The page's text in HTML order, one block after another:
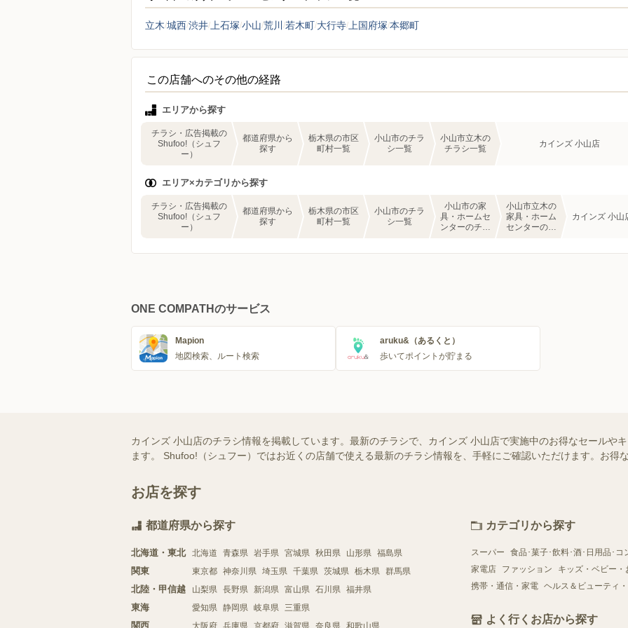
立木 城西渋井 上石塚 小山 荒川 若木町 大行寺 上国府塚 本郷町
この店舗へのその他の経路
エリアから探す
チラシ・広告掲載の
Shufoo!（シュフ
ー）
都道府県から
探す
栃木県の市区
町村一覧
小山市のチラ
シ一覧
小山市立木の
チラシ一覧
カインズ 小山店
エリア×カテゴリから探す
チラシ・広告掲載の
Shufoo!（シュフ
ー）
都道府県から
探す
栃木県の市区
町村一覧
小山市のチラ
シ一覧
小山市の家
具・ホームセ
ンターのチラ
小山市立木の
家具・ホーム
センターのチ
カインズ 小山
ONE COMPATHのサービス
Mapion
地図検索、ルート検索
aruku&（あるくと）
歩いてポイントが貯まる
カインズ 小山店のチラシ情報を掲載しています。最新のチラシで、カインズ 小山店で実施中のお得なセールや
ます。 Shufoo!（シュフー）ではお近くの店舗で使える最新のチラシ情報を、手軽にご確認いただけます。お得
お店を探す
都道府県から探す
北海道・東北 北海道 青森県 岩手県 宮城県 秋田県 山形県 福島県
関東 東京都 神奈川県 埼玉県 千葉県 茨城県 栃木県 群馬県
北陸・甲信越 山梨県 長野県 新潟県 富山県 石川県 福井県
東海 愛知県 静岡県 岐阜県 三重県
関西 大阪府 兵庫県 京都府 滋賀県 奈良県 和歌山県
カテゴリから探す
スーパー
食品･菓子･飲料･酒･日用品･コ
家電店
ファッション
キッズ・ベビー・
携帯・通信・家電 ヘルス＆ビューティ
よく行くお店から探す